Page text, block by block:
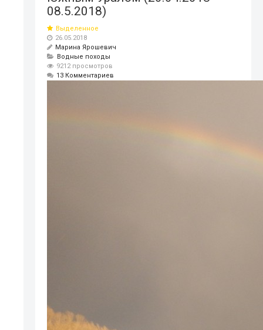
08.5.2018)
Выделенное
26.05.2018
Марина Ярошевич
Водные походы
9212 просмотров
13 Комментариев